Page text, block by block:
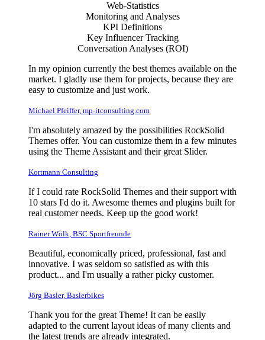
Web-Statistics
Monitoring and Analyses
KPI Definitions
Key Influencer Tracking
Conversation Analyses (ROI)
In my opinion currently the best themes available on the
market. I gladly use them for projects, because they are
easy to customize and just work.
Michael Pfeiffer, mp-itconsulting.com
I'm absolutely amazed by the possibilities RockSolid
Themes offer. You can customize them in a few minutes
using the Theme Assistant and their great Slider.
Kortmann Consulting
If I could rate RockSolid Themes and their support with
10 stars I'd do it. Awesome themes and plugins built for
real customer needs. Keep up the good work!
Rainer Wölk, BSC Sportfreunde
Beautiful, economically priced, professional, fast and
innovative. I was seldom so satisfied as with this
product... and I'm usually a rather picky customer.
Jörg Basler, Baslerbikes
Thank you for the great Theme! It can be easily
adapted to the current layout ideas of many clients and
the latest trends are already integrated.